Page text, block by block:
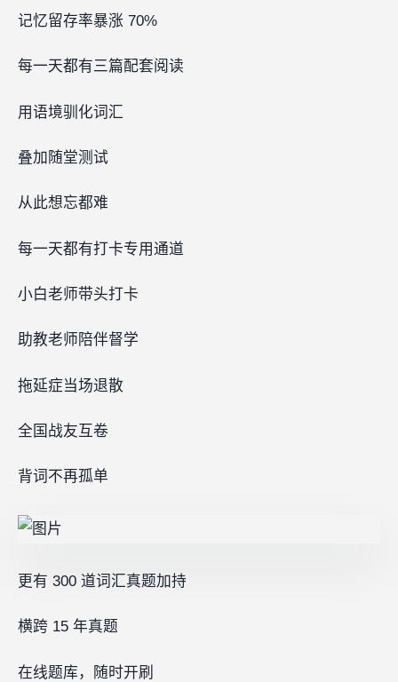
记忆留存率暴涨 70%
每一天都有三篇配套阅读
用语境驯化词汇
叠加随堂测试
从此想忘都难
每一天都有打卡专用通道‍‍
小白老师带头打卡
助教老师陪伴督学
拖延症当场退散
全国战友互卷
背词不再孤单
更有 300 道词汇真题加持
横跨 15 年真题
在线题库，随时开刷